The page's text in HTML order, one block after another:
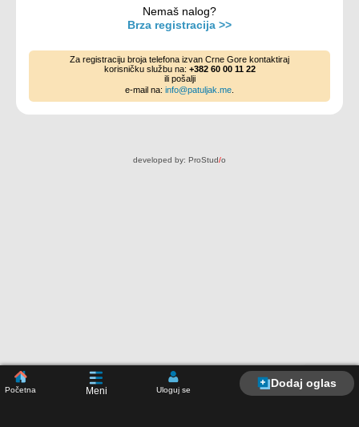
Početna Meni Uloguj se
Dodaj oglas
Nemaš nalog?
Brza registracija >>
Za registraciju broja telefona izvan Crne Gore kontaktiraj
korisničku službu na: +382 60 00 11 22
ili pošalji
e-mail na: info@patuljak.me
developed by: ProStud/o